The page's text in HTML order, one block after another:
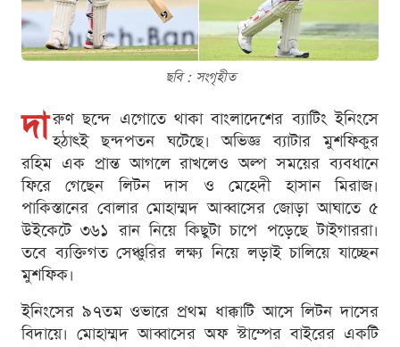
ছবি : সংগৃহীত
দা রুণ ছন্দে এগোতে থাকা বাংলাদেশের ব্যাটিং ইনিংসে
হঠাৎই ছন্দপতন ঘটেছে। অভিজ্ঞ ব্যাটার মুশফিকুর
রহিম এক প্রান্ত আগলে রাখলেও অল্প সময়ের ব্যবধানে
ফিরে গেছেন লিটন দাস ও মেহেদী হাসান মিরাজ।
পাকিস্তানের বোলার মোহাম্মদ আব্বাসের জোড়া আঘাতে ৫
উইকেটে ৩৬১ রান নিয়ে কিছুটা চাপে পড়েছে টাইগাররা।
তবে ব্যক্তিগত সেঞ্চুরির লক্ষ্য নিয়ে লড়াই চালিয়ে যাচ্ছেন
মুশফিক।
ইনিংসের ৯৭তম ওভারে প্রথম ধাক্কাটি আসে লিটন দাসের
বিদায়ে। মোহাম্মদ আব্বাসের অফ স্টাম্পের বাইরের একটি